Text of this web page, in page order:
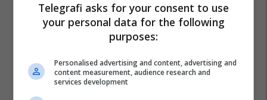
Telegrafi asks for your consent to use
your personal data for the following
purposes:
Personalised advertising and content, advertising and
content measurement, audience research and
services development